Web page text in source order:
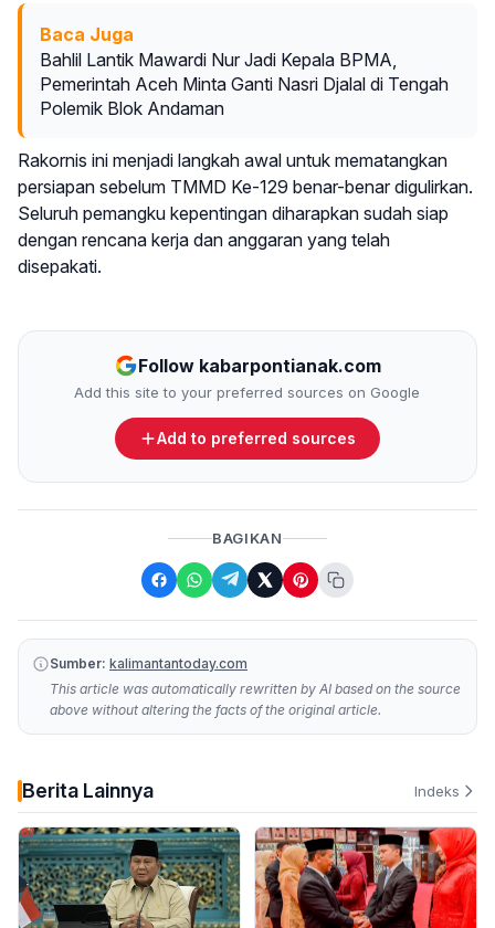
Baca Juga
Bahlil Lantik Mawardi Nur Jadi Kepala BPMA,
Pemerintah Aceh Minta Ganti Nasri Djalal di Tengah
Polemik Blok Andaman
Rakornis ini menjadi langkah awal untuk mematangkan
persiapan sebelum TMMD Ke-129 benar-benar digulirkan.
Seluruh pemangku kepentingan diharapkan sudah siap
dengan rencana kerja dan anggaran yang telah
disepakati.
Follow kabarpontianak.com
Add this site to your preferred sources on Google
Add to preferred sources
BAGIKAN
Sumber: kalimantantoday.com
This article was automatically rewritten by AI based on the source
above without altering the facts of the original article.
Berita Lainnya Indeks